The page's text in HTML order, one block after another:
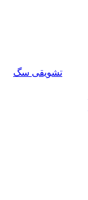
تشویقی سگ